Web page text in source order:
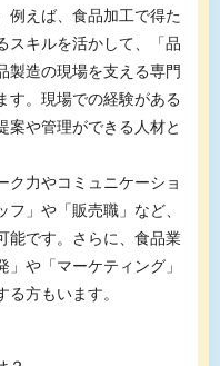
例えば、食品加工で得た
スキルを活かして、「品
製造の現場を支える専門
す。現場での経験がある
案や管理ができる人材と
ク力やコミュニケーショ
」や「販売職」など、
能です。さらに、食品業
や「マーケティング」
方もいます。